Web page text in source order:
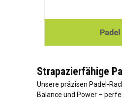
Strapazierfähige
Unsere präzisen Padel-
Balance und Power –